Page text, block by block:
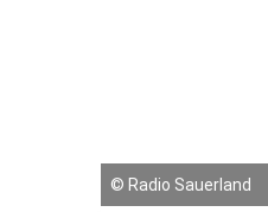
© Radio Sauerland